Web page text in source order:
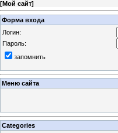
[Мой сайт]
Форма входа
Логин:
Пароль:
запомнить
Меню сайта
Categories